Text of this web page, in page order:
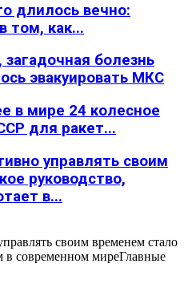
длилось вечно:
том, как...
болезнь
эвакуировать МКС
в мире 24 колесное
для ракет...
управлять своим
руководство,
в...
своим временем стало
современном миреГлавные